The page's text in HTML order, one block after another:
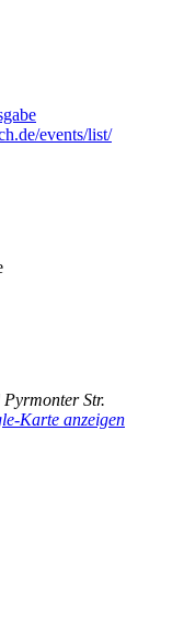
events/list/
Str.
Karte anzeigen